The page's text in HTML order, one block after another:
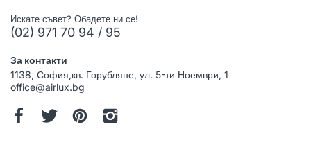
Искате съвет? Обадете ни се!
(02) 971 70 94 / 95
За контакти
1138, София,кв. Горубляне, ул. 5-ти Ноември, 1
office@airlux.bg